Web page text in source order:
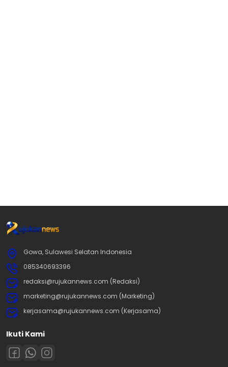
Gowa, Sulawesi Selatan Indonesia
085340693396
redaksi@rujukannews.com (Redaksi)
marketing@rujukannews.com (Marketing)
kerjasama@rujukannews.com (Kerjasama)
Ikuti Kami